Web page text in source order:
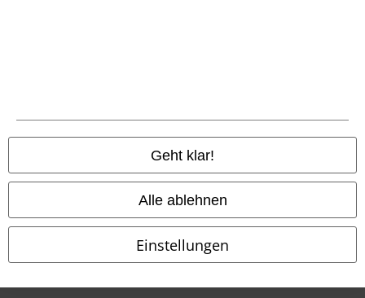
Geht klar!
Alle ablehnen
Einstellungen
Rechtliches
AGB
Impressum
Datenschutz
Entsorgung und Umweltschutz
Konformitätserklärung